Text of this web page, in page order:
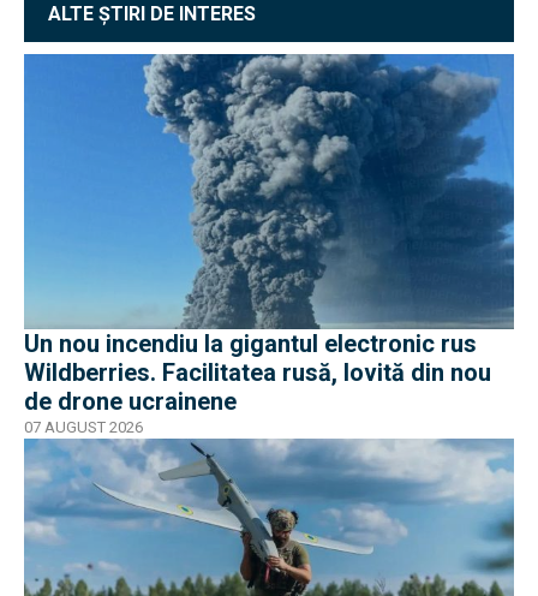
ALTE ȘTIRI DE INTERES
Un nou incendiu la gigantul electronic rus
Wildberries. Facilitatea rusă, lovită din nou
de drone ucrainene
07 AUGUST 2026